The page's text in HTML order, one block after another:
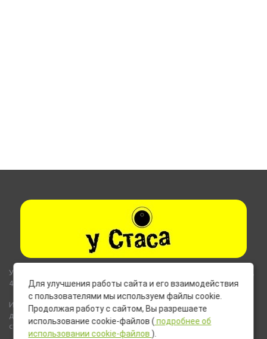
Указанные на сайте цены не являются публичной офертой (ст.435,
437 ГК РФ).
Используемые на сайте изображения товаров могут включать
дополнительное оборудование и компоненты, не входящие в
стандартную комплектацию товара.
Для улучшения работы сайта и его взаимодействия
с пользователями мы используем файлы cookie.
Продолжая работу с сайтом, Вы разрешаете
использование cookie-файлов ( подробнее об
использовании cookie-файлов ).